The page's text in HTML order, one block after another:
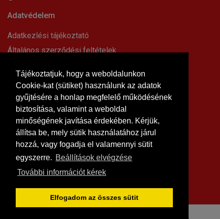
Tájékoztatjuk, hogy a weboldalunkon
Cookie-kat (sütiket) használunk az adatok
gyűjtésére a honlap megfelelő működésének
biztosítása, valamint a weboldal
minőségének javítása érdekében. Kérjük,
állítsa be, mely sütik használatához járul
hozzá, vagy fogadja el valamennyi sütit
egyszerre. Beállítások elvégzése
További információt kérek
Elfogadom az összes sütit
Adatvédelem
Adatkezlési tájékoztató
Általános szerződési feltételek
Impresszum
Süti beállítások
Információk
Hírek, cikkek
Kapcsolat
Letölthető dokumentumok
Rólunk
Vásárlási feltételek